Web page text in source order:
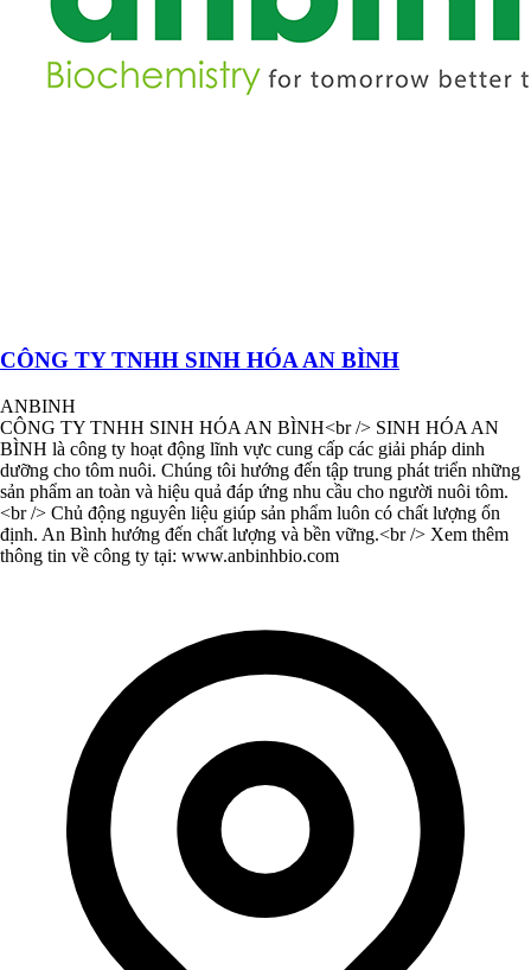
CÔNG TY TNHH SINH HÓA AN BÌNH
ANBINH
CÔNG TY TNHH SINH HÓA AN BÌNH<br /> SINH HÓA AN
BÌNH là công ty hoạt động lĩnh vực cung cấp các giải pháp dinh
dưỡng cho tôm nuôi. Chúng tôi hướng đến tập trung phát triển những
sản phẩm an toàn và hiệu quả đáp ứng nhu cầu cho người nuôi tôm.
<br /> Chủ động nguyên liệu giúp sản phẩm luôn có chất lượng ổn
định. An Bình hướng đến chất lượng và bền vững.<br /> Xem thêm
thông tin về công ty tại: www.anbinhbio.com